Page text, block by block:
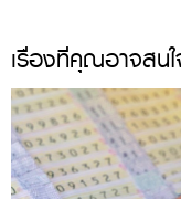
เรื่องที่คุณอาจสน